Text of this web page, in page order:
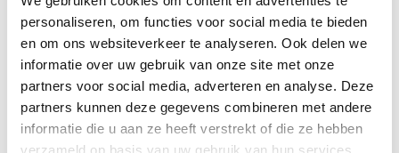
personaliseren, om functies voor social media te bieden
en om ons websiteverkeer te analyseren. Ook delen we
informatie over uw gebruik van onze site met onze
partners voor social media, adverteren en analyse. Deze
partners kunnen deze gegevens combineren met andere
informatie die u aan ze heeft verstrekt of die ze hebben
verzameld op basis van uw gebruik van hun services.
modellen.
Extra informatie:
Inhoud: 60 ml per flesje
Afmetingen: 3.8cm (h) x 1.25cm (b)
Set van 6 flesjes (hart, regenboog, 2 x smiley, ster, "you rock"
tekst)